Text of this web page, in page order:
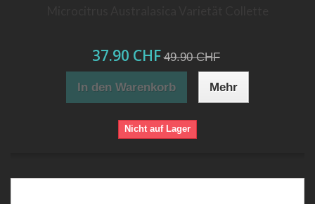
37.90 CHF 49.90 CHF
In den Warenkorb Mehr
Nicht auf Lager